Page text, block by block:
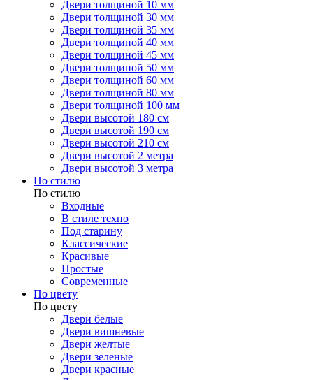
Двери толщиной 10 мм
Двери толщиной 30 мм
Двери толщиной 35 мм
Двери толщиной 40 мм
Двери толщиной 45 мм
Двери толщиной 50 мм
Двери толщиной 60 мм
Двери толщиной 80 мм
Двери толщиной 100 мм
Двери высотой 180 см
Двери высотой 190 см
Двери высотой 210 см
Двери высотой 2 метра
Двери высотой 3 метра
По стилю
По стилю
Входные
В стиле техно
Под старину
Классические
Красивые
Простые
Современные
По цвету
По цвету
Двери белые
Двери вишневые
Двери желтые
Двери зеленые
Двери красные